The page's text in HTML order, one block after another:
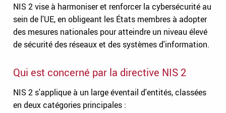
NIS 2 vise à harmoniser et renforcer la cybersécurité au
sein de l'UE, en obligeant les États membres à adopter
des mesures nationales pour atteindre un niveau élevé
de sécurité des réseaux et des systèmes d'information.
Qui est concerné par la directive NIS 2
NIS 2 s'applique à un large éventail d'entités, classées
en deux catégories principales :